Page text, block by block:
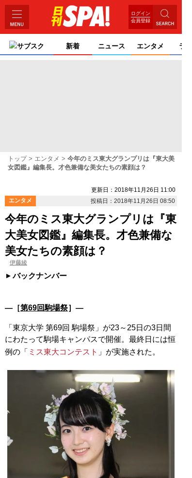
ログイン
会員登録
サブスク 新着 ニュース エンタメ ライ
トップ エンタメ
今年のミス東大グランプリは『東大美
女図鑑』編集長。才色兼備な美女たちの素顔は？
更新日：2018年11月26日 11:00
エンタメ
投稿日：2018年11月26日 08:50
今年のミス東大グランプリは『東
大美女図鑑』編集長。才色兼備な
美女たちの素顔は？
伊藤綾
バックナンバー
―［第69回駒場祭］―
「東京大学 第69回 駒場祭」が23～25日の3日間
にわたって駒場キャンパスで開催。最終日には恒
例の「 ミス東大コンテスト 」が実施された。